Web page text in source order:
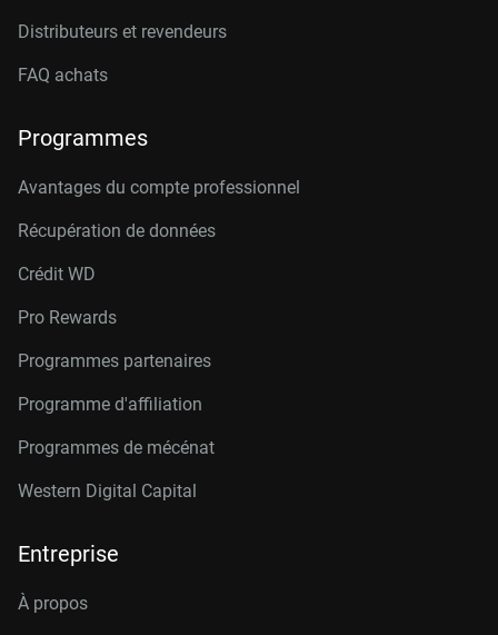
Distributeurs et revendeurs
FAQ achats
Programmes
Avantages du compte professionnel
Récupération de données
Crédit WD
Pro Rewards
Programmes partenaires
Programme d'affiliation
Programmes de mécénat
Western Digital Capital
Entreprise
À propos